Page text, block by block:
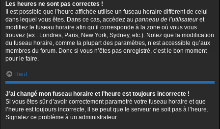
Les heures ne sont pas correctes !
Il est possible que l’heure affichée utilise un fuseau horaire différent de celui
dans lequel vous êtes. Dans ce cas, accédez au panneau de l’utilisateuret
modifiez le fuseau horaire afin qu’il corresponde à la zone où vous vous
trouvez (ex : Londres, Paris, New York, Sydney, etc.). Notez que la modification
du fuseau horaire, comme la plupart des paramètres, n’est accessible qu’aux
membres du forum. Donc si vous n’êtes pas enregistré, c’est le bon moment
pour le faire.
Haut
J’ai changé mon fuseau horaire et l’heure est toujours incorrecte !
Si vous êtes sûr d’avoir correctement paramétré votre fuseau horaire et que
l’heure est toujours incorrecte, il se peut que le serveur ne soit pas à l’heure.
Signalez ce problème à un administrateur.